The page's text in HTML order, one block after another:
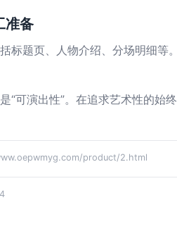
准备
标题页、人物介绍、分场明细
“可演出性”。在追求艺术性的
product/2.html